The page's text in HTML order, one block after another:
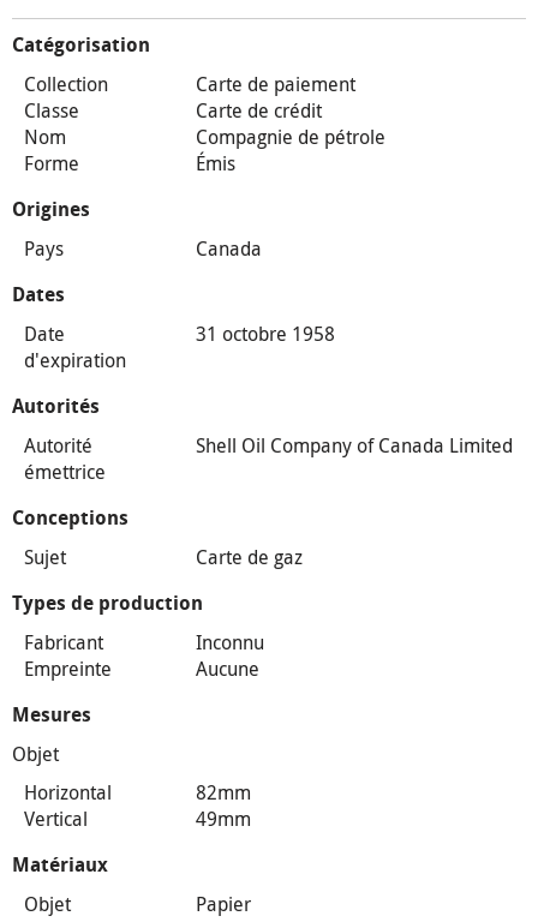
Catégorisation
Collection
Carte de paiement
Classe
Carte de crédit
Nom
Compagnie de pétrole
Forme
Émis
Origines
Pays Canada
Dates
Date
d'expiration
31 octobre 1958
Autorités
Autorité
émettrice
Shell Oil Company of Canada Limited
Conceptions
Sujet Carte de gaz
Types de production
Fabricant
Inconnu
Empreinte
Aucune
Mesures
Objet
Horizontal
82mm
Vertical
49mm
Matériaux
Objet Papier